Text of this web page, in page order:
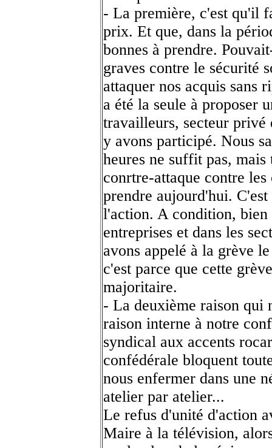
- La première, c'est qu'il
prix. Et que, dans la
bonnes à prendre.
graves contre le sécurité
attaquer nos acquis sans
a été la seule à proposer
travailleurs, secteur
y avons participé. Nous
heures ne suffit pas,
conrtre-attaque contre
prendre aujourd'hui.
l'action. A condition, bien
entreprises et dans les
avons appelé à la grève
c'est parce que cette
majoritaire.
- La deuxième raison qui
raison interne à notre
syndical aux accents
confédérale bloquent
nous enfermer dans une
atelier par atelier...
Le refus d'unité d'action
Maire à la télévision,